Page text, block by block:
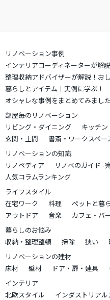
リノベーション事例
インテリアコーディネーターが解
整理収納アドバイザーが解説！お
暮らしとアイテム｜実例に学ぶ！
オシャレな事例をまとめてみまし
部屋毎のリノベーション
リビング・ダイニング
キッチン
玄関・土間
書斎・ワークスペー
リノベーションの知識
リノペディア
リノベのガイド -
人気コラムランキング
ライフスタイル
在宅ワーク
料理 ペットと暮
アウトドア
音楽
カフェ・バ
暮らしのお悩み
収納・整理整頓
掃除 狭い
リノベーションの建材
床材
壁材 ドア・扉・建具
インテリア
北欧スタイル
インダストリアル